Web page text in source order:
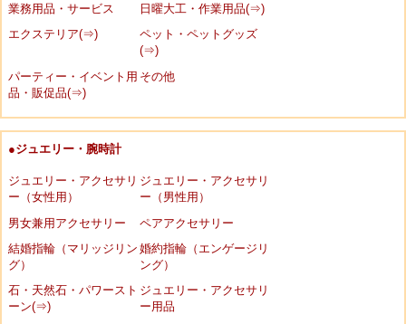
業務用品・サービス
日曜大工・作業用品(⇒)
エクステリア(⇒)
ペット・ペットグッズ
(⇒)
パーティー・イベント用
品・販促品(⇒)
その他
●ジュエリー・腕時計
ジュエリー・アクセサリ
ー（女性用）
ジュエリー・アクセサリ
ー（男性用）
男女兼用アクセサリー
ペアアクセサリー
結婚指輪（マリッジリン
グ）
婚約指輪（エンゲージリ
ング）
石・天然石・パワースト
ーン(⇒)
ジュエリー・アクセサリ
ー用品